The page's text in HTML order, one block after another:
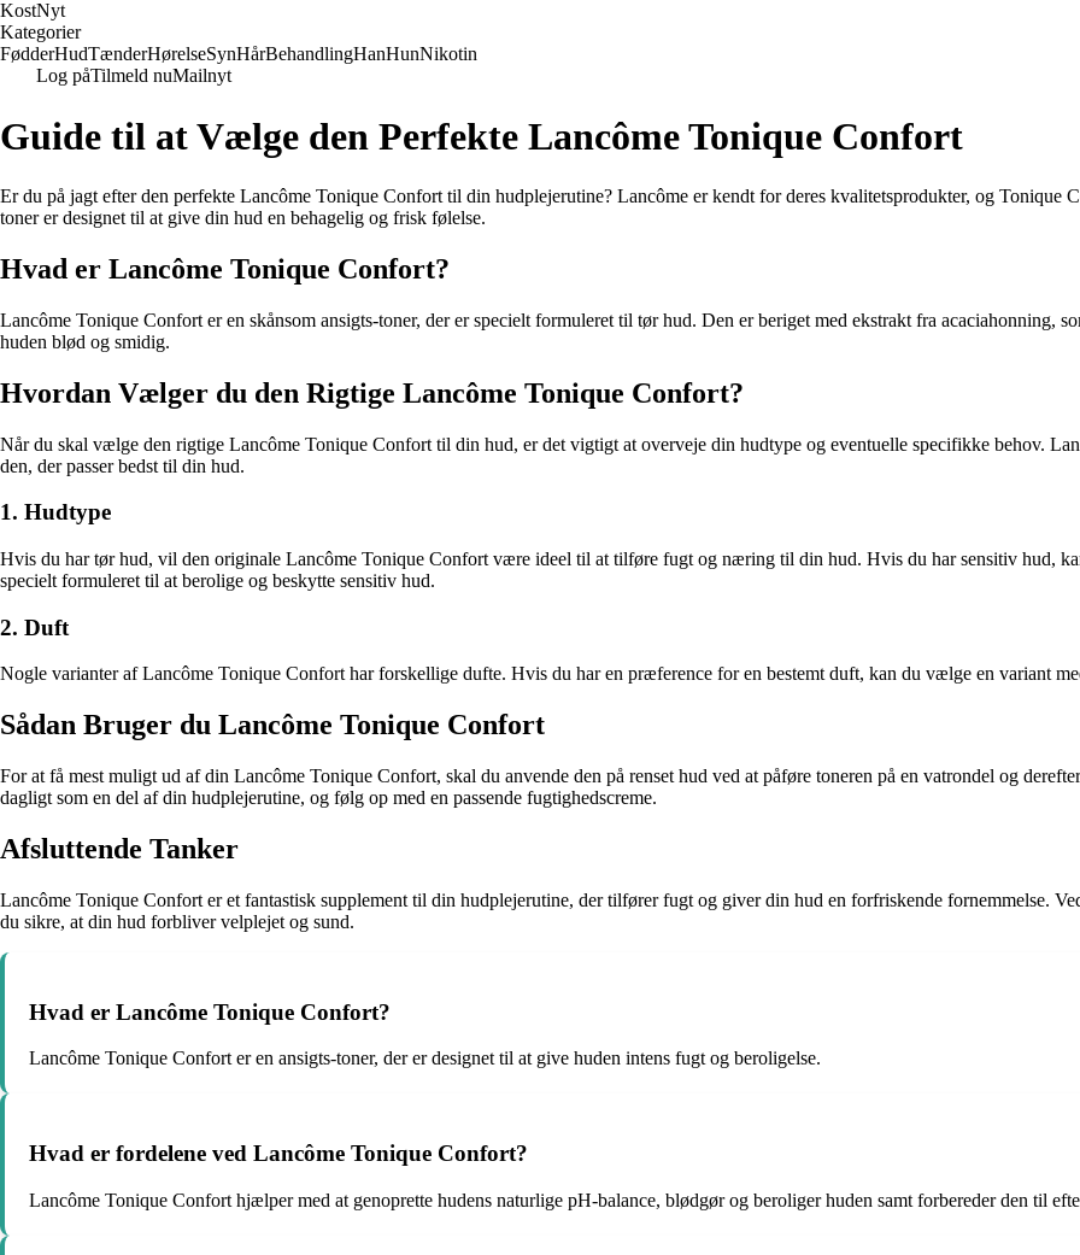
KostNyt
Kategorier
FødderHudTænderHørelseSynHårBehandlingHanHunNikotin
Log påTilmeld nuMailnyt
Guide til at Vælge den Perfekte Lancôme Tonique Confort
Er du på jagt efter den perfekte Lancôme Tonique Confort til din hudplejerutine? Lancôme er kendt for deres kvalitetsprodukter, og Tonique
toner er designet til at give din hud en behagelig og frisk følelse.
Hvad er Lancôme Tonique Confort?
Lancôme Tonique Confort er en skånsom ansigts-toner, der er specielt formuleret til tør hud. Den er beriget med ekstrakt fra acaciahonning,
huden blød og smidig.
Hvordan Vælger du den Rigtige Lancôme Tonique Confort?
Når du skal vælge den rigtige Lancôme Tonique Confort til din hud, er det vigtigt at overveje din hudtype og eventuelle specifikke behov.
den, der passer bedst til din hud.
1. Hudtype
Hvis du har tør hud, vil den originale Lancôme Tonique Confort være ideel til at tilføre fugt og næring til din hud. Hvis du har sensitiv hud,
specielt formuleret til at berolige og beskytte sensitiv hud.
2. Duft
Nogle varianter af Lancôme Tonique Confort har forskellige dufte. Hvis du har en præference for en bestemt duft, kan du vælge en variant
Sådan Bruger du Lancôme Tonique Confort
For at få mest muligt ud af din Lancôme Tonique Confort, skal du anvende den på renset hud ved at påføre toneren på en vatrondel og
dagligt som en del af din hudplejerutine, og følg op med en passende fugtighedscreme.
Afsluttende Tanker
Lancôme Tonique Confort er et fantastisk supplement til din hudplejerutine, der tilfører fugt og giver din hud en forfriskende fornemmelse.
du sikre, at din hud forbliver velplejet og sund.
Hvad er Lancôme Tonique Confort?
Lancôme Tonique Confort er en ansigts-toner, der er designet til at give huden intens fugt og beroligelse.
Hvad er fordelene ved Lancôme Tonique Confort?
Lancôme Tonique Confort hjælper med at genoprette hudens naturlige pH-balance, blødgør og beroliger huden samt forbereder den til